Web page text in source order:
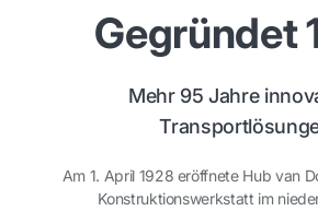
Gegründet
Mehr 95 Jahre
Am 1. April 1928 eröffnete Hub van
Konstruktionswerkstatt im